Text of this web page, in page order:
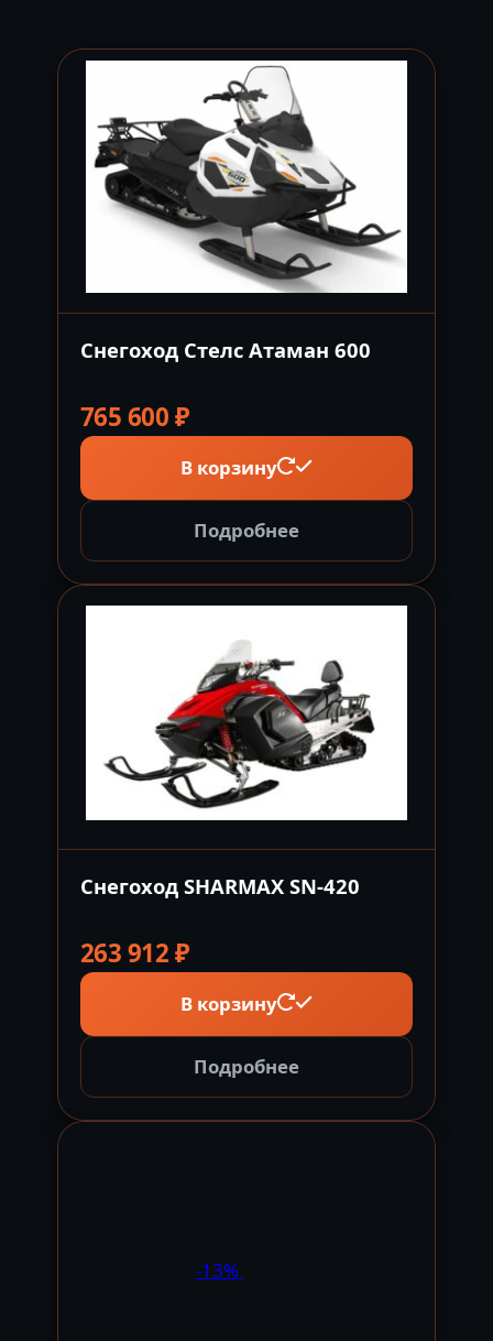
Снегоход Стелс Атаман 600
765 600₽
В корзину
Подробнее
Снегоход SHARMAX SN-420
263 912₽
В корзину
Подробнее
-13%